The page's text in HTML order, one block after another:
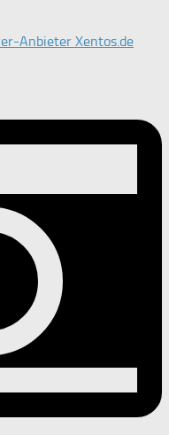
Anbieter Xentos.de